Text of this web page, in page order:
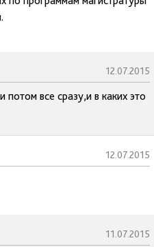
12.07.2015
все сразу,и в каких это
12.07.2015
11.07.2015